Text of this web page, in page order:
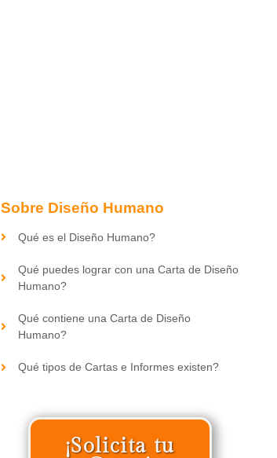
Sobre Diseño Humano
Qué es el Diseño Humano?
Qué puedes lograr con una Carta de Diseño
Humano?
Qué contiene una Carta de Diseño
Humano?
Qué tipos de Cartas e Informes existen?
¡Solicita tu